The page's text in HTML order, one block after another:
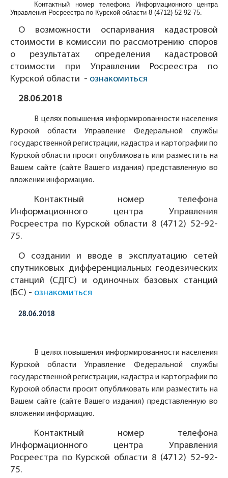
Контактный номер телефона Информационного центра
Управления Росреестра по Курской области 8 (4712) 52-92-75.
О возможности оспаривания кадастровой
стоимости в комиссии по рассмотрению споров
о результатах определения кадастровой
стоимости при Управлении Росреестра по
Курской области - ознакомиться
28.06.2018
В целях повышения информированности населения
Курской области Управление Федеральной службы
государственной регистрации, кадастра и картографии по
Курской области просит опубликовать или разместить на
Вашем сайте (сайте Вашего издания) представленную во
вложении информацию.
Контактный номер телефона
Информационного центра Управления
Росреестра по Курской области 8 (4712) 52-92-
75.
О создании и вводе в эксплуатацию сетей
спутниковых дифференциальных геодезических
станций (СДГС) и одиночных базовых станций
(БС) - ознакомиться
28.06.2018
В целях повышения информированности населения
Курской области Управление Федеральной службы
государственной регистрации, кадастра и картографии по
Курской области просит опубликовать или разместить на
Вашем сайте (сайте Вашего издания) представленную во
вложении информацию.
Контактный номер телефона
Информационного центра Управления
Росреестра по Курской области 8 (4712) 52-92-
75.